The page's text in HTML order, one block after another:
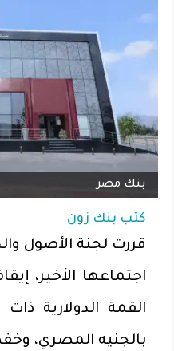
بنك مصر
كتب بنك زون
قررت لجنة الأصول
اجتماعها الأخير،
القمة الدولارية
بالجنيه المصري،